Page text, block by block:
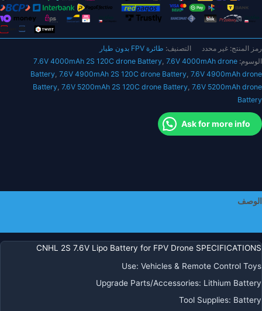
طيار
-
4000
مللي
أمبير
4900
مللي
أمبير
5200
حافظة
صلبة
مع
قابس
لشاحنة
سيارة
قارب
رمز المنتج: غير محدد التصنيف: طائرة FPV بدون طيار
الوسوم:
7.6V 4000mAh 2S 120C drone Battery 7.6V 4000mAh drone
Battery 7.6V 4900mAh 2S 120C drone Battery 7.6V 4900mAh drone
Battery 7.6V 5200mAh 2S 120C drone Battery 7.6V 5200mAh drone
Battery
Ask for more info
الوصف
CNHL 2S 7.6V Lipo Battery for FPV Drone SPECIFICATIONS
Use: Vehicles & Remote Control Toys
Upgrade Parts/Accessories: Lithium Battery
Tool Supplies: Battery